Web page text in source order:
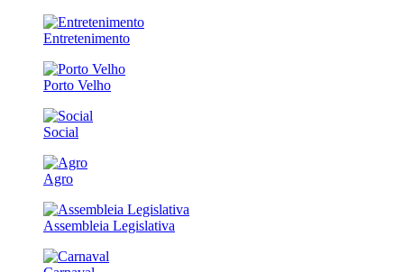
Entretenimento
Porto Velho
Social
Agro
Assembleia Legislativa